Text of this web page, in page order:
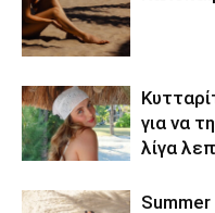
για να
λίγα